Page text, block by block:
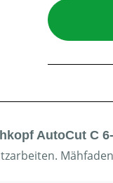
AutoCut C